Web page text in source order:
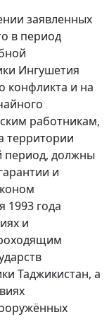
заявленных
в период
Ингушетия
конфликта и на
работникам,
территории
период, должны
и
1993 года
и
Таджикистан, а